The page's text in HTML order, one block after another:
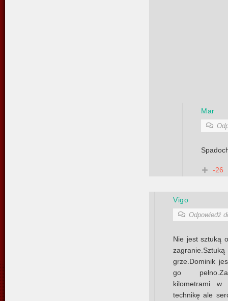
Mar
-26
Vigo
Odpowiedź
Nie jest sztuką
grze.Dominik
go
kilometrami w
technikę ale